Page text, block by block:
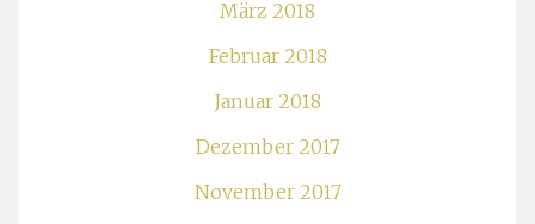
März 2018
Februar 2018
Januar 2018
Dezember 2017
November 2017